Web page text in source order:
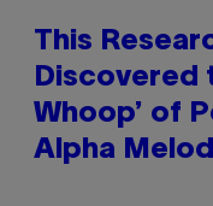
This
Discovered
Whoop’ of
Alpha